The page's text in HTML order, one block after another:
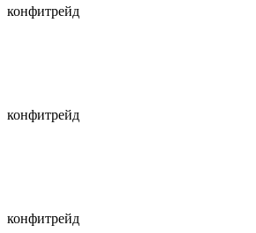
конфитрейд
конфитрейд
конфитрейд